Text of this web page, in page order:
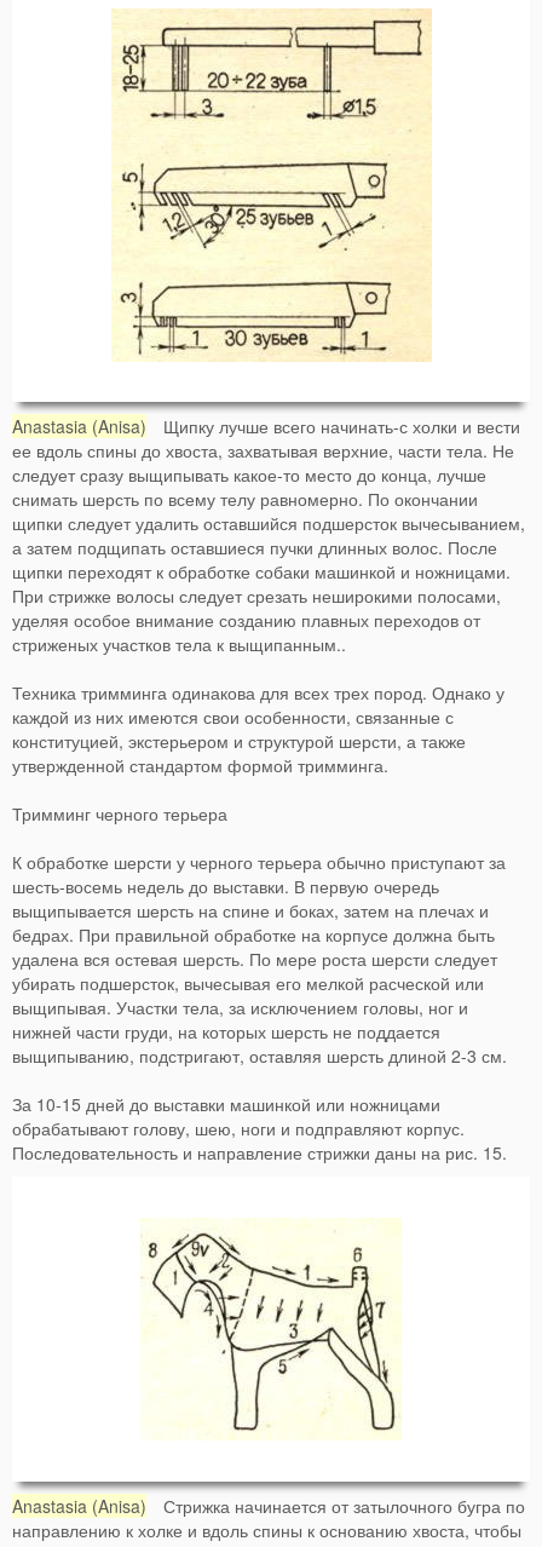
Anastasia (Anisa) Щипку лучше всего начинать-с холки и вести
ее вдоль спины до хвоста, захватывая верхние, части тела. Не
следует сразу выщипывать какое-то место до конца, лучше
снимать шерсть по всему телу равномерно. По окончании
щипки следует удалить оставшийся подшерсток вычесыванием,
а затем подщипать оставшиеся пучки длинных волос. После
щипки переходят к обработке собаки машинкой и ножницами.
При стрижке волосы следует срезать неширокими полосами,
уделяя особое внимание созданию плавных переходов от
стриженых участков тела к выщипанным..
Техника тримминга одинакова для всех трех пород. Однако у
каждой из них имеются свои особенности, связанные с
конституцией, экстерьером и структурой шерсти, а также
утвержденной стандартом формой тримминга.
Тримминг черного терьера
К обработке шерсти у черного терьера обычно приступают за
шесть-восемь недель до выставки. В первую очередь
выщипывается шерсть на спине и боках, затем на плечах и
бедрах. При правильной обработке на корпусе должна быть
удалена вся остевая шерсть. По мере роста шерсти следует
убирать подшерсток, вычесывая его мелкой расческой или
выщипывая. Участки тела, за исключением головы, ног и
нижней части груди, на которых шерсть не поддается
выщипыванию, подстригают, оставляя шерсть длиной 2-3 см.
За 10-15 дней до выставки машинкой или ножницами
обрабатывают голову, шею, ноги и подправляют корпус.
Последовательность и направление стрижки даны на рис. 15.
Anastasia (Anisa) Стрижка начинается от затылочного бугра по
направлению к холке и вдоль спины к основанию хвоста, чтобы